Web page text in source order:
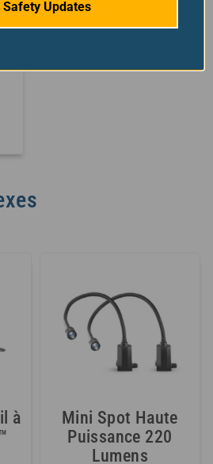
à
Mini Spot Haute
Puissance 220
Lumens
Safety Updates